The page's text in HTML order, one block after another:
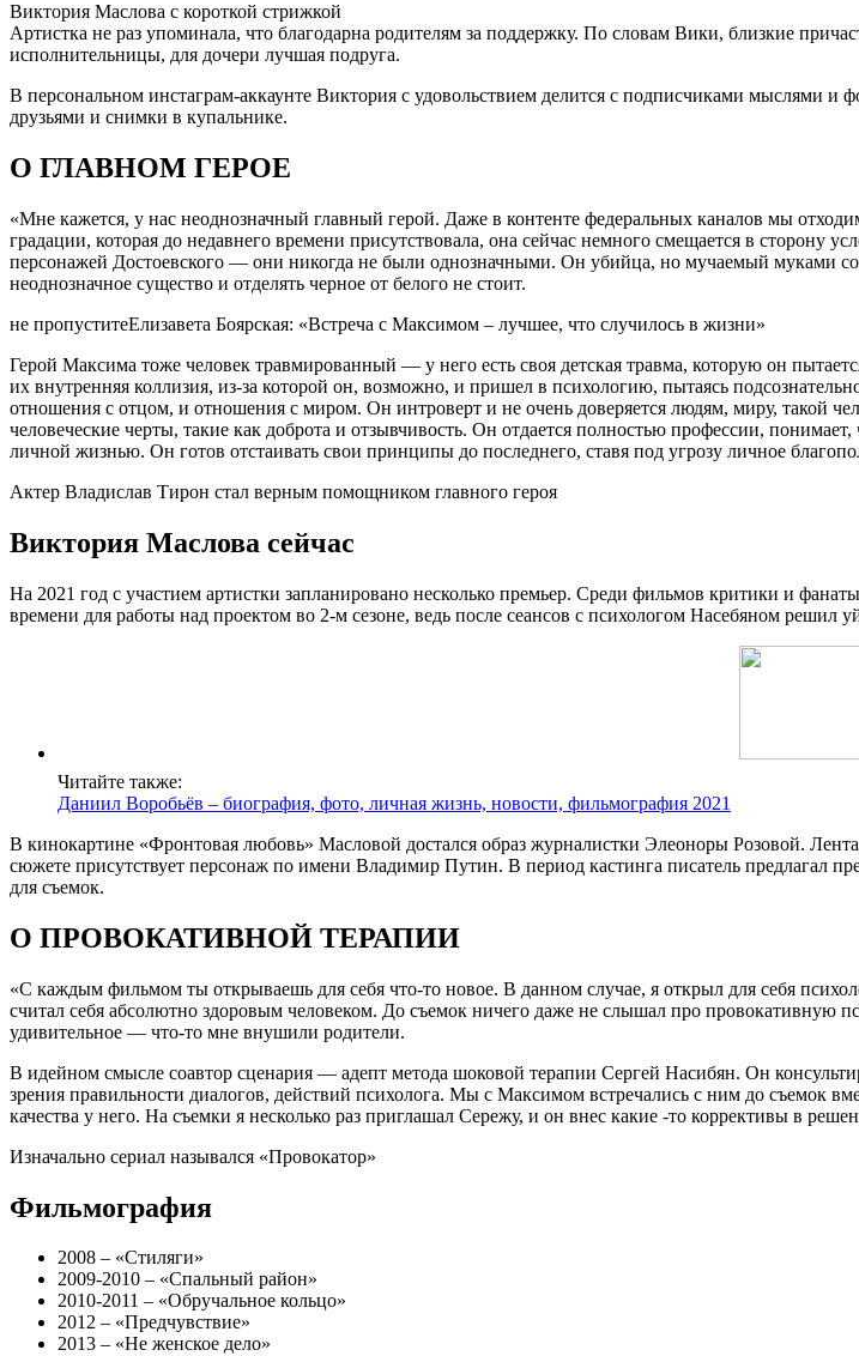
Виктория Маслова с короткой стрижкой
Артистка не раз упоминала, что благодарна родителям за поддержку. По словам Вики, близкие
исполнительницы, для дочери лучшая подруга.
В персональном инстаграм-аккаунте Виктория с удовольствием делится с подписчиками мыслями
друзьями и снимки в купальнике.
О ГЛАВНОМ ГЕРОЕ
«Мне кажется, у нас неоднозначный главный герой. Даже в контенте федеральных каналов мы
градации, которая до недавнего времени присутствовала, она сейчас немного смещается в сторону
персонажей Достоевского — они никогда не были однозначными. Он убийца, но мучаемый муками
неоднозначное существо и отделять черное от белого не стоит.
не пропуститеЕлизавета Боярская: «Встреча с Максимом – лучшее, что случилось в жизни»
Герой Максима тоже человек травмированный — у него есть своя детская травма, которую он
их внутренняя коллизия, из-за которой он, возможно, и пришел в психологию, пытаясь
отношения с отцом, и отношения с миром. Он интроверт и не очень доверяется людям, миру, такой
человеческие черты, такие как доброта и отзывчивость. Он отдается полностью профессии,
личной жизнью. Он готов отстаивать свои принципы до последнего, ставя под угрозу личное
Актер Владислав Тирон стал верным помощником главного героя
Виктория Маслова сейчас
На 2021 год с участием артистки запланировано несколько премьер. Среди фильмов критики и
времени для работы над проектом во 2-м сезоне, ведь после сеансов с психологом Насебяном
Читайте также:
Даниил Воробьёв – биография, фото, личная жизнь, новости, фильмография 2021
В кинокартине «Фронтовая любовь» Масловой достался образ журналистки Элеоноры Розовой.
сюжете присутствует персонаж по имени Владимир Путин. В период кастинга писатель предлагал
для съемок.
О ПРОВОКАТИВНОЙ ТЕРАПИИ
«С каждым фильмом ты открываешь для себя что-то новое. В данном случае, я открыл для себя
считал себя абсолютно здоровым человеком. До съемок ничего даже не слышал про провокативную
удивительное — что-то мне внушили родители.
В идейном смысле соавтор сценария — адепт метода шоковой терапии Сергей Насибян. Он
зрения правильности диалогов, действий психолога. Мы с Максимом встречались с ним до съемок
качества у него. На съемки я несколько раз приглашал Сережу, и он внес какие -то коррективы в
Изначально сериал назывался «Провокатор»
Фильмография
2008 – «Стиляги»
2009-2010 – «Спальный район»
2010-2011 – «Обручальное кольцо»
2012 – «Предчувствие»
2013 – «Не женское дело»